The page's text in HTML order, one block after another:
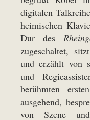
digitalen
heimischen
Dur des
zugeschaltet,
und erzählt von
und
berühmten
ausgehend,
von Szene